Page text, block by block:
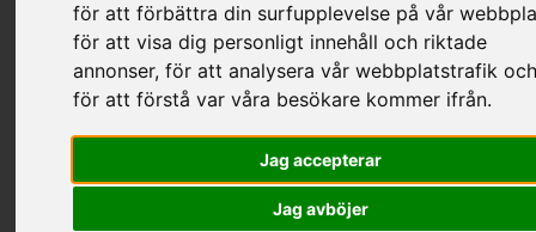
för att förbättra din surfupplevelse på vår
för att visa dig personligt innehåll och riktade
annonser, för att analysera vår webbplatstrafik
för att förstå var våra besökare kommer ifrån.
Jag accepterar
Jag avböjer
Ma Ettgreppsblandare
Sortering Visa per sida